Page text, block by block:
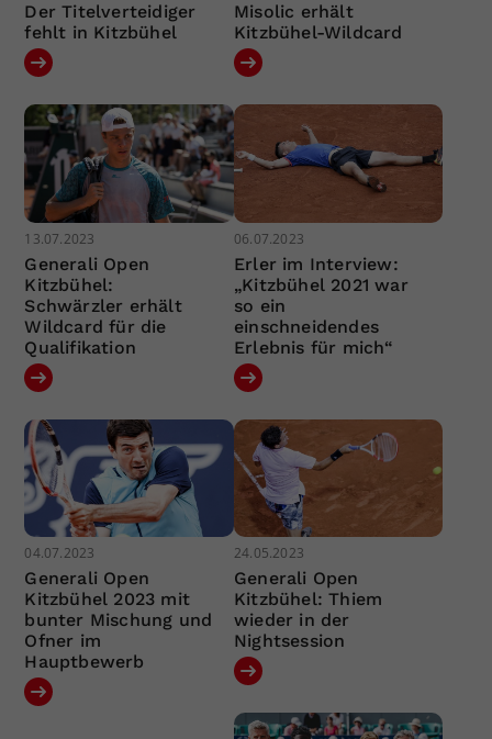
Der Titelverteidiger
fehlt in Kitzbühel
Misolic erhält
Kitzbühel-Wildcard
13.07.2023
Generali Open
Kitzbühel:
Schwärzler erhält
Wildcard für die
Qualifikation
06.07.2023
Erler im Interview:
„Kitzbühel 2021 war
so ein
einschneidendes
Erlebnis für mich“
04.07.2023
Generali Open
Kitzbühel 2023 mit
bunter Mischung und
Ofner im
Hauptbewerb
24.05.2023
Generali Open
Kitzbühel: Thiem
wieder in der
Nightsession